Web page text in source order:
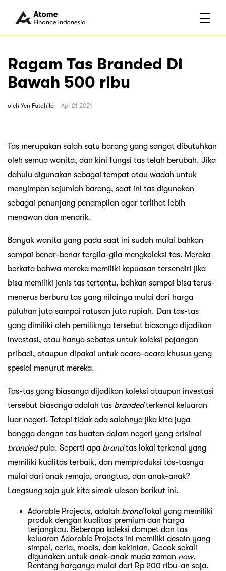
Ragam Tas Branded Di
Bawah 500 ribu
oleh Yen Fatahila Apr 21 2021
Tas merupakan salah satu barang yang sangat dibutuhkan
oleh semua wanita, dan kini fungsi tas telah berubah. Jika
dahulu digunakan sebagai tempat atau wadah untuk
menyimpan sejumlah barang, saat ini tas digunakan
sebagai penunjang penampilan agar terlihat lebih
menawan dan menarik.
Banyak wanita yang pada saat ini sudah mulai bahkan
sampai benar-benar tergila-gila mengkoleksi tas. Mereka
berkata bahwa mereka memiliki kepuasan tersendiri jika
bisa memiliki jenis tas tertentu, bahkan sampai bisa terus-
menerus berburu tas yang nilainya mulai dari harga
puluhan juta sampai ratusan juta rupiah. Dan tas-tas
yang dimiliki oleh pemiliknya tersebut biasanya dijadikan
investasi, atau hanya sebatas untuk koleksi pajangan
pribadi, ataupun dipakai untuk acara-acara khusus yang
spesial menurut mereka.
Tas-tas yang biasanya dijadikan koleksi ataupun investasi
tersebut biasanya adalah tas brandedterkenal keluaran
luar negeri. Tetapi tidak ada salahnya jika kita juga
bangga dengan tas buatan dalam negeri yang orisinal
brandedpula. Seperti apa brandtas lokal terkenal yang
memiliki kualitas terbaik, dan memproduksi tas-tasnya
mulai dari anak remaja, orangtua, dan anak-anak?
Langsung saja yuk kita simak ulasan berikut ini.
Adorable Projects, adalah brandlokal yang memiliki
produk dengan kualitas premium dan harga
terjangkau. Beberapa koleksi dompet dan tas
keluaran Adorable Projects ini memiliki desain yang
simpel, ceria, modis, dan kekinian. Cocok sekali
digunakan untuk anak-anak muda zaman now.
Rentang harganya mulai dari Rp 200 ribu-an saja.